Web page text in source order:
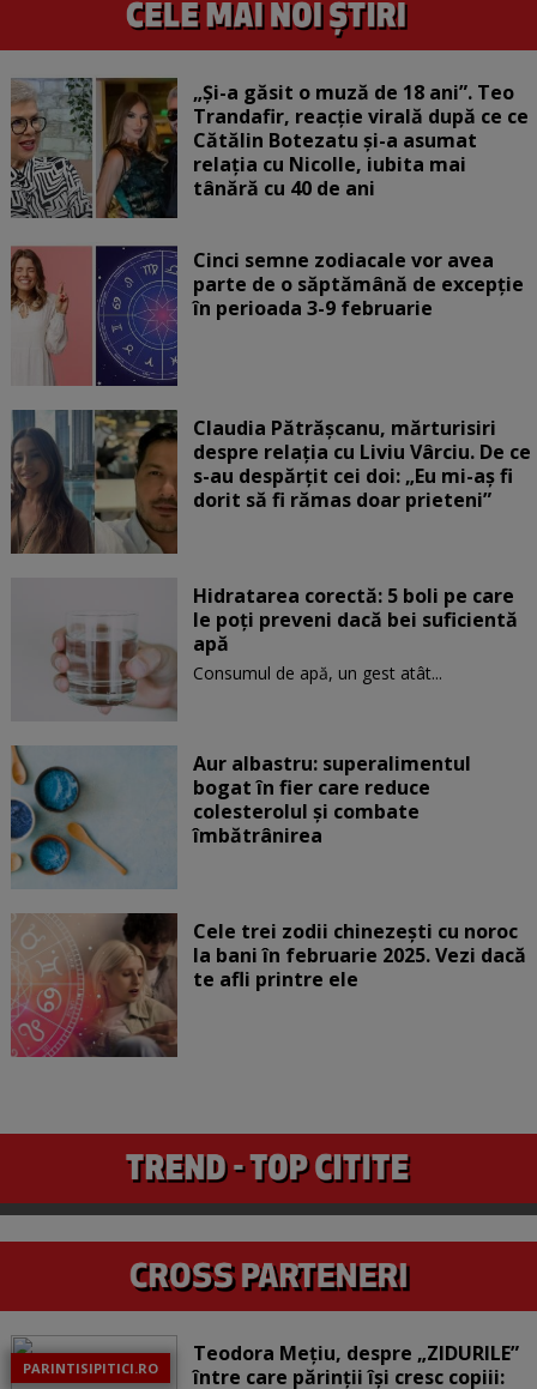
„Și-a găsit o muză de 18 ani”. Teo
Trandafir, reacție virală după ce ce
Cătălin Botezatu și-a asumat
relația cu Nicolle, iubita mai
tânără cu 40 de ani
Cinci semne zodiacale vor avea
parte de o săptămână de excepție
în perioada 3-9 februarie
Claudia Pătrășcanu, mărturisiri
despre relația cu Liviu Vârciu. De ce
s-au despărțit cei doi: „Eu mi-aș fi
dorit să fi rămas doar prieteni”
Hidratarea corectă: 5 boli pe care
le poți preveni dacă bei suficientă
apă
Consumul de apă, un gest atât...
Aur albastru: superalimentul
bogat în fier care reduce
colesterolul și combate
îmbătrânirea
Cele trei zodii chinezești cu noroc
la bani în februarie 2025. Vezi dacă
te afli printre ele
PARINTISIPITICI.RO
Teodora Mețiu, despre „ZIDURILE”
între care părinții își cresc copiii: